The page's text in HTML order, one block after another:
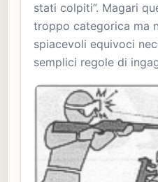
stati colpiti”. Magari
troppo categorica ma
spiacevoli equivoci
semplici regole di